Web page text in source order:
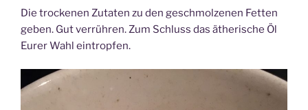
Die trockenen Zutaten zu den geschmolzenen Fetten
geben. Gut verrühren. Zum Schluss das ätherische Öl
Eurer Wahl eintropfen.